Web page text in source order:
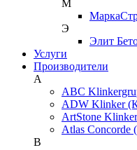
М
Э
Элит
Услуги
Производители
A
ABC
ADW Klinker
ArtStone
Atlas Concorde
B